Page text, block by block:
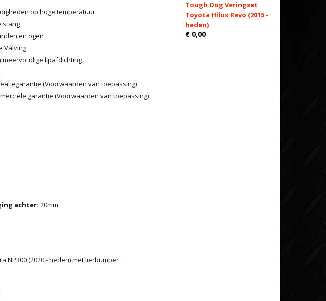
op hoge temperatuur
stang
en ogen
Valving
meervoudige lipafdichting
(Voorwaarden van toepassing)
garantie (Voorwaarden van toepassing)
achter: 20mm
NP300 (2020 - heden) met lierbumper
Tough Dog Veringset
Toyota Hilux Revo (2015 -
heden)
€ 0,00